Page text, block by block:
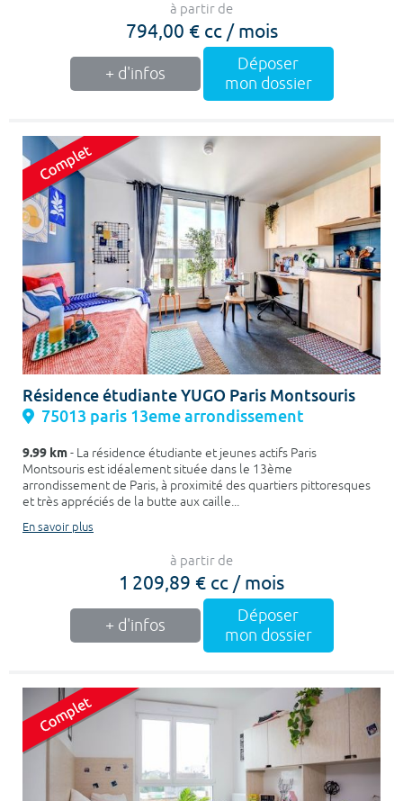
à partir de
794,00 € cc / mois
+ d'infos
Déposer
mon dossier
Résidence étudiante YUGO Paris Montsouris
75013 paris 13eme arrondissement
9.99 km- La résidence étudiante et jeunes actifs Paris
Montsouris est idéalement située dans le 13ème
arrondissement de Paris, à proximité des quartiers pittoresques
et très appréciés de la butte aux caille...
En savoir plus
à partir de
1 209,89 € cc / mois
+ d'infos
Déposer
mon dossier